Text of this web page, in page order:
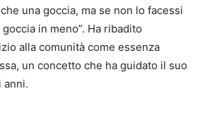
una goccia, ma se non lo facessi
in meno”. Ha ribadito
alla comunità come essenza
un concetto che ha guidato il suo
anni.